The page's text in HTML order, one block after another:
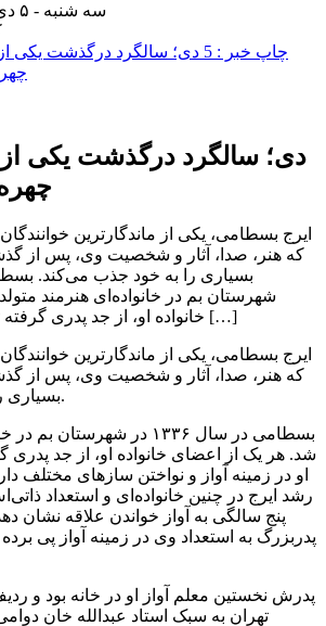
سه شنبه - ۵ دی ۱۴۰۲ - ۱۴:۲۰
ایرج بسطامی، یکی از ماندگارترین
که هنر، صدا، آثار و شخصیت وی، پس از
شهرستان بم در خانواده‌ای هنرمند
خانواده او، از جد پدری گرفته تا پدربزرگ و پدر او در […]
ایرج بسطامی، یکی از ماندگارترین
که هنر، صدا، آثار و شخصیت وی، پس از
بسیاری را به خود جذب می‌کند.
بسطامی در سال ۱۳۳۶ در
شد. هر یک از اعضای خانواده او، از جد پدری
او در زمینه آواز و نواختن سازهای مختلف
رشد ایرج در چنین خانواده‌ای و استعداد
پنج سالگی به آواز خواندن علاقه نشان
پدربزرگ به استعداد وی در زمینه آواز پی
پدرش نخستین معلم آواز او در خانه بود و
تهران به سبک استاد عبدالله خان